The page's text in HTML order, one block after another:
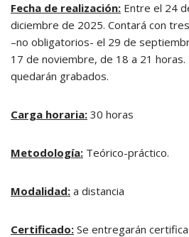
Fecha de realización: Entre el 24
diciembre de 2025. Contará con
–no obligatorios- el 29 de
17 de noviembre, de 18 a 21
quedarán grabados.
Carga horaria: 30 horas
Metodología: Teórico-práctico.
Modalidad: a distancia
Certificado: Se entregarán